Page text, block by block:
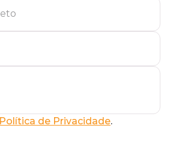
Política de Privacidade.